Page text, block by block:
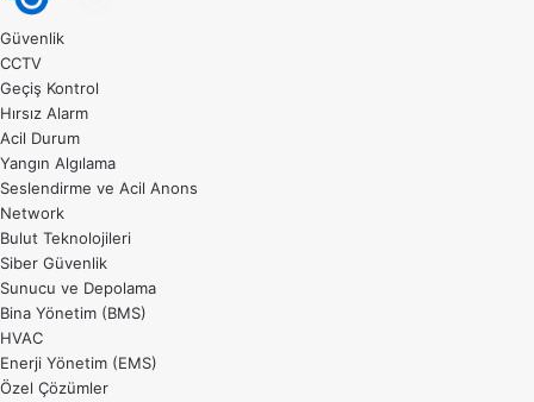
Güvenlik
CCTV
Geçiş Kontrol
Hırsız Alarm
Acil Durum
Yangın Algılama
Seslendirme ve Acil Anons
Network
Bulut Teknolojileri
Siber Güvenlik
Sunucu ve Depolama
Bina Yönetim (BMS)
HVAC
Enerji Yönetim (EMS)
Özel Çözümler